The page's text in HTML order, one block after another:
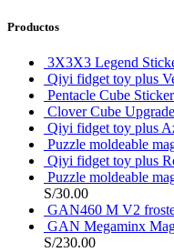
Productos
3X3X3 Legend
Qiyi fidget toy plus
Pentacle Cube
Clover Cube
Qiyi fidget toy plus
Puzzle moldeable
Qiyi fidget toy plus
Puzzle moldeable
S/30.00
GAN460 M V2
GAN Megaminx
S/230.00